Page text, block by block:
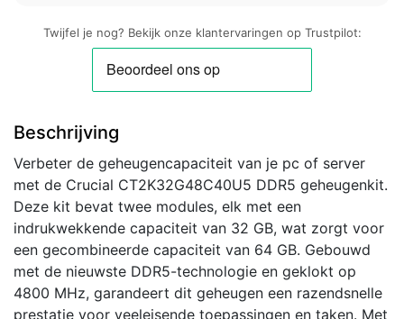
Twijfel je nog? Bekijk onze klantervaringen op Trustpilot:
Beschrijving
Verbeter de geheugencapaciteit van je pc of server
met de Crucial CT2K32G48C40U5 DDR5 geheugenkit.
Deze kit bevat twee modules, elk met een
indrukwekkende capaciteit van 32 GB, wat zorgt voor
een gecombineerde capaciteit van 64 GB. Gebouwd
met de nieuwste DDR5-technologie en geklokt op
4800 MHz, garandeert dit geheugen een razendsnelle
prestatie voor veeleisende toepassingen en taken. Met